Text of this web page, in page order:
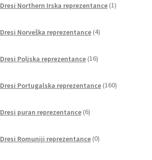
Dresi Northern Irska reprezentance 1izdelek
Dresi Norveška reprezentance 4izdelki
Dresi Poljska reprezentance 16izdelkov
Dresi Portugalska reprezentance 160izdelkov
Dresi puran reprezentance 6izdelkov
Dresi Romuniji reprezentance 0izdelkov